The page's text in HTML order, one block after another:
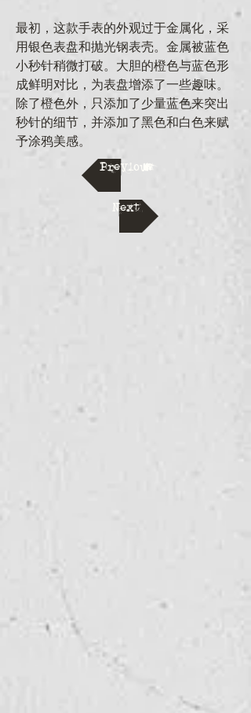
最初，这款手表的外观过于金属化，采
用银色表盘和抛光钢表壳。金属被蓝色
小秒针稍微打破。大胆的橙色与蓝色形
成鲜明对比，为表盘增添了一些趣味。
除了橙色外，只添加了少量蓝色来突出
秒针的细节，并添加了黑色和白色来赋
予涂鸦美感。
Previous
Next